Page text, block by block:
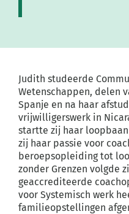
Judith studeerde
Wetenschappen, delen
Spanje en na haar
vrijwilligerswerk in
startte zij haar
zij haar passie voor
beroepsopleiding tot
zonder Grenzen volgde
geaccrediteerde
voor Systemisch werk
familieopstellingen